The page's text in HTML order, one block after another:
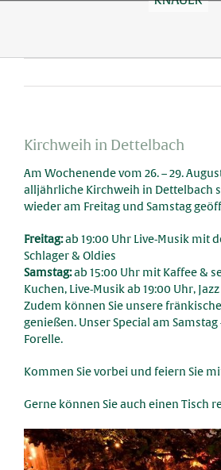
Kirchweih in Dettelbach
Am Wochenende vom 26. – 29.
alljährliche Kirchweih in Dettelbach
wieder am Freitag und Samstag
Freitag:ab 19:00 Uhr Live-Musik mit
Schlager & Oldies
Samstag:ab 15:00 Uhr mit Kaffee &
Kuchen, Live-Musik ab 19:00 Uhr,
Zudem können Sie unsere
genießen. Unser Special am
Forelle.
Kommen Sie vorbei und feiern Sie
Gerne können Sie auch einen Tisch